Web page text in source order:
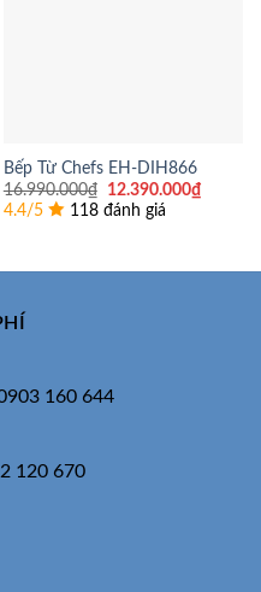
Bếp Từ Chefs EH-DIH866
16.990.000₫
Giá
gốc
là:
12.390.000₫Giá
4.4/5 118 đánh giá
160 644
120 670